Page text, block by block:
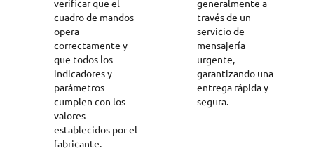
verificar que el
cuadro de mandos
opera
correctamente y
que todos los
indicadores y
parámetros
cumplen con los
valores
establecidos por el
fabricante.
generalmente a
través de un
servicio de
mensajería
urgente,
garantizando una
entrega rápida y
segura.